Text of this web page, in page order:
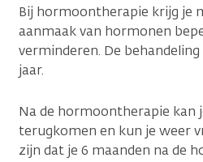
Bij hormoontherapie krijg je
aanmaak van hormonen
verminderen. De
jaar.
Na de hormoontherapie kan
terugkomen en kun je weer
zijn dat je 6 maanden na de